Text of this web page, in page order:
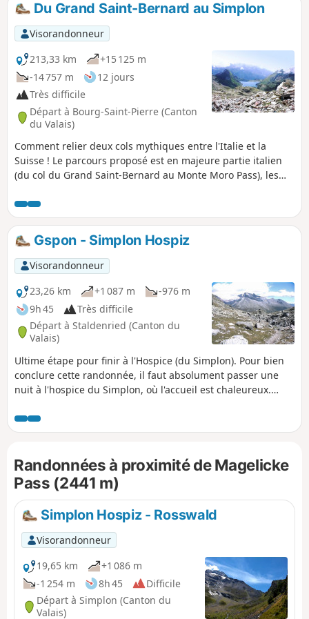
p
Du Grand Saint-Bernard au Simplon
Visorandonneur
213,33 km
+15 125 m
-14 757 m
12 jours
Très difficile
Départ à Bourg-Saint-Pierre (Canton
du Valais)
Comment relier deux cols mythiques entre l'Italie et la
Suisse ! Le parcours proposé est en majeure partie italien
(du col du Grand Saint-Bernard au Monte Moro Pass), les
traditionnelle route "Chamonix-Zermatt-Simplon".
Gspon - Simplon Hospiz
Visorandonneur
23,26 km
+1 087 m
-976 m
9h 45
Très difficile
Départ à Staldenried (Canton du
Valais)
Ultime étape pour finir à l'Hospice (du Simplon). Pour bien
conclure cette randonnée, il faut absolument passer une
nuit à l'hospice du Simplon, où l'accueil est chaleureux.
l'application Visorando.
Randonnées à proximité de Magelicke
Pass (2441 m)
Simplon Hospiz - Rosswald
Visorandonneur
19,65 km
+1 086 m
-1 254 m
8h 45
Difficile
Départ à Simplon (Canton du
Valais)